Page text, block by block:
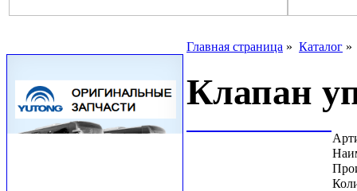
Главная страница » Каталог
Клапан